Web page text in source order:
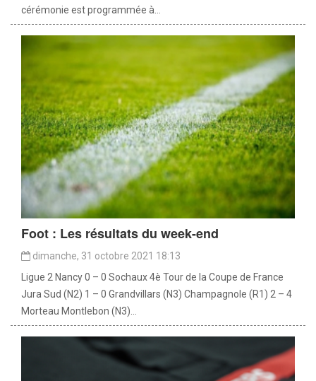
cérémonie est programmée à...
Foot : Les résultats du week-end
dimanche, 31 octobre 2021 18:13
Ligue 2 Nancy 0 – 0 Sochaux 4è Tour de la Coupe de France
Jura Sud (N2) 1 – 0 Grandvillars (N3) Champagnole (R1) 2 – 4
Morteau Montlebon (N3)...